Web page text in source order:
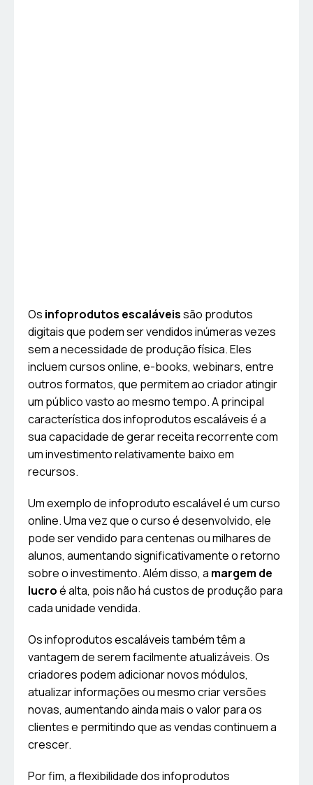
Os infoprodutos escaláveissão produtos
digitais que podem ser vendidos inúmeras vezes
sem a necessidade de produção física. Eles
incluem cursos online, e-books, webinars, entre
outros formatos, que permitem ao criador atingir
um público vasto ao mesmo tempo. A principal
característica dos infoprodutos escaláveis é a
sua capacidade de gerar receita recorrente com
um investimento relativamente baixo em
recursos.
Um exemplo de infoproduto escalável é um curso
online. Uma vez que o curso é desenvolvido, ele
pode ser vendido para centenas ou milhares de
alunos, aumentando significativamente o retorno
sobre o investimento. Além disso, a margem de
lucroé alta, pois não há custos de produção para
cada unidade vendida.
Os infoprodutos escaláveis também têm a
vantagem de serem facilmente atualizáveis. Os
criadores podem adicionar novos módulos,
atualizar informações ou mesmo criar versões
novas, aumentando ainda mais o valor para os
clientes e permitindo que as vendas continuem a
crescer.
Por fim, a flexibilidade dos infoprodutos